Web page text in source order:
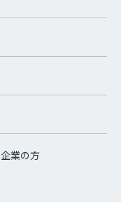
企業の方